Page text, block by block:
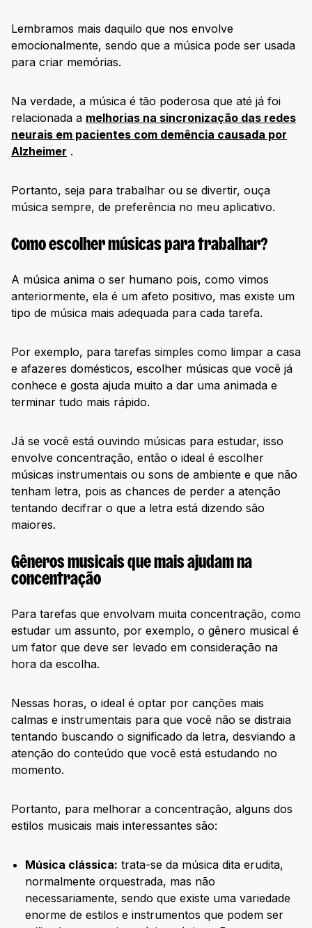
Lembramos mais daquilo que nos envolve
emocionalmente, sendo que a música pode ser usada
para criar memórias.
Na verdade, a música é tão poderosa que até já foi
relacionada a melhorias na sincronização das redes
neurais em pacientes com demência causada por
Alzheimer .
Portanto, seja para trabalhar ou se divertir, ouça
música sempre, de preferência no meu aplicativo.
Como escolher músicas para trabalhar?
A música anima o ser humano pois, como vimos
anteriormente, ela é um afeto positivo, mas existe um
tipo de música mais adequada para cada tarefa.
Por exemplo, para tarefas simples como limpar a casa
e afazeres domésticos, escolher músicas que você já
conhece e gosta ajuda muito a dar uma animada e
terminar tudo mais rápido.
Já se você está ouvindo músicas para estudar, isso
envolve concentração, então o ideal é escolher
músicas instrumentais ou sons de ambiente e que não
tenham letra, pois as chances de perder a atenção
tentando decifrar o que a letra está dizendo são
maiores.
Gêneros musicais que mais ajudam na
concentração
Para tarefas que envolvam muita concentração, como
estudar um assunto, por exemplo, o gênero musical é
um fator que deve ser levado em consideração na
hora da escolha.
Nessas horas, o ideal é optar por canções mais
calmas e instrumentais para que você não se distraia
tentando buscando o significado da letra, desviando a
atenção do conteúdo que você está estudando no
momento.
Portanto, para melhorar a concentração, alguns dos
estilos musicais mais interessantes são:
Música clássica: trata-se da música dita erudita,
normalmente orquestrada, mas não
necessariamente, sendo que existe uma variedade
enorme de estilos e instrumentos que podem ser